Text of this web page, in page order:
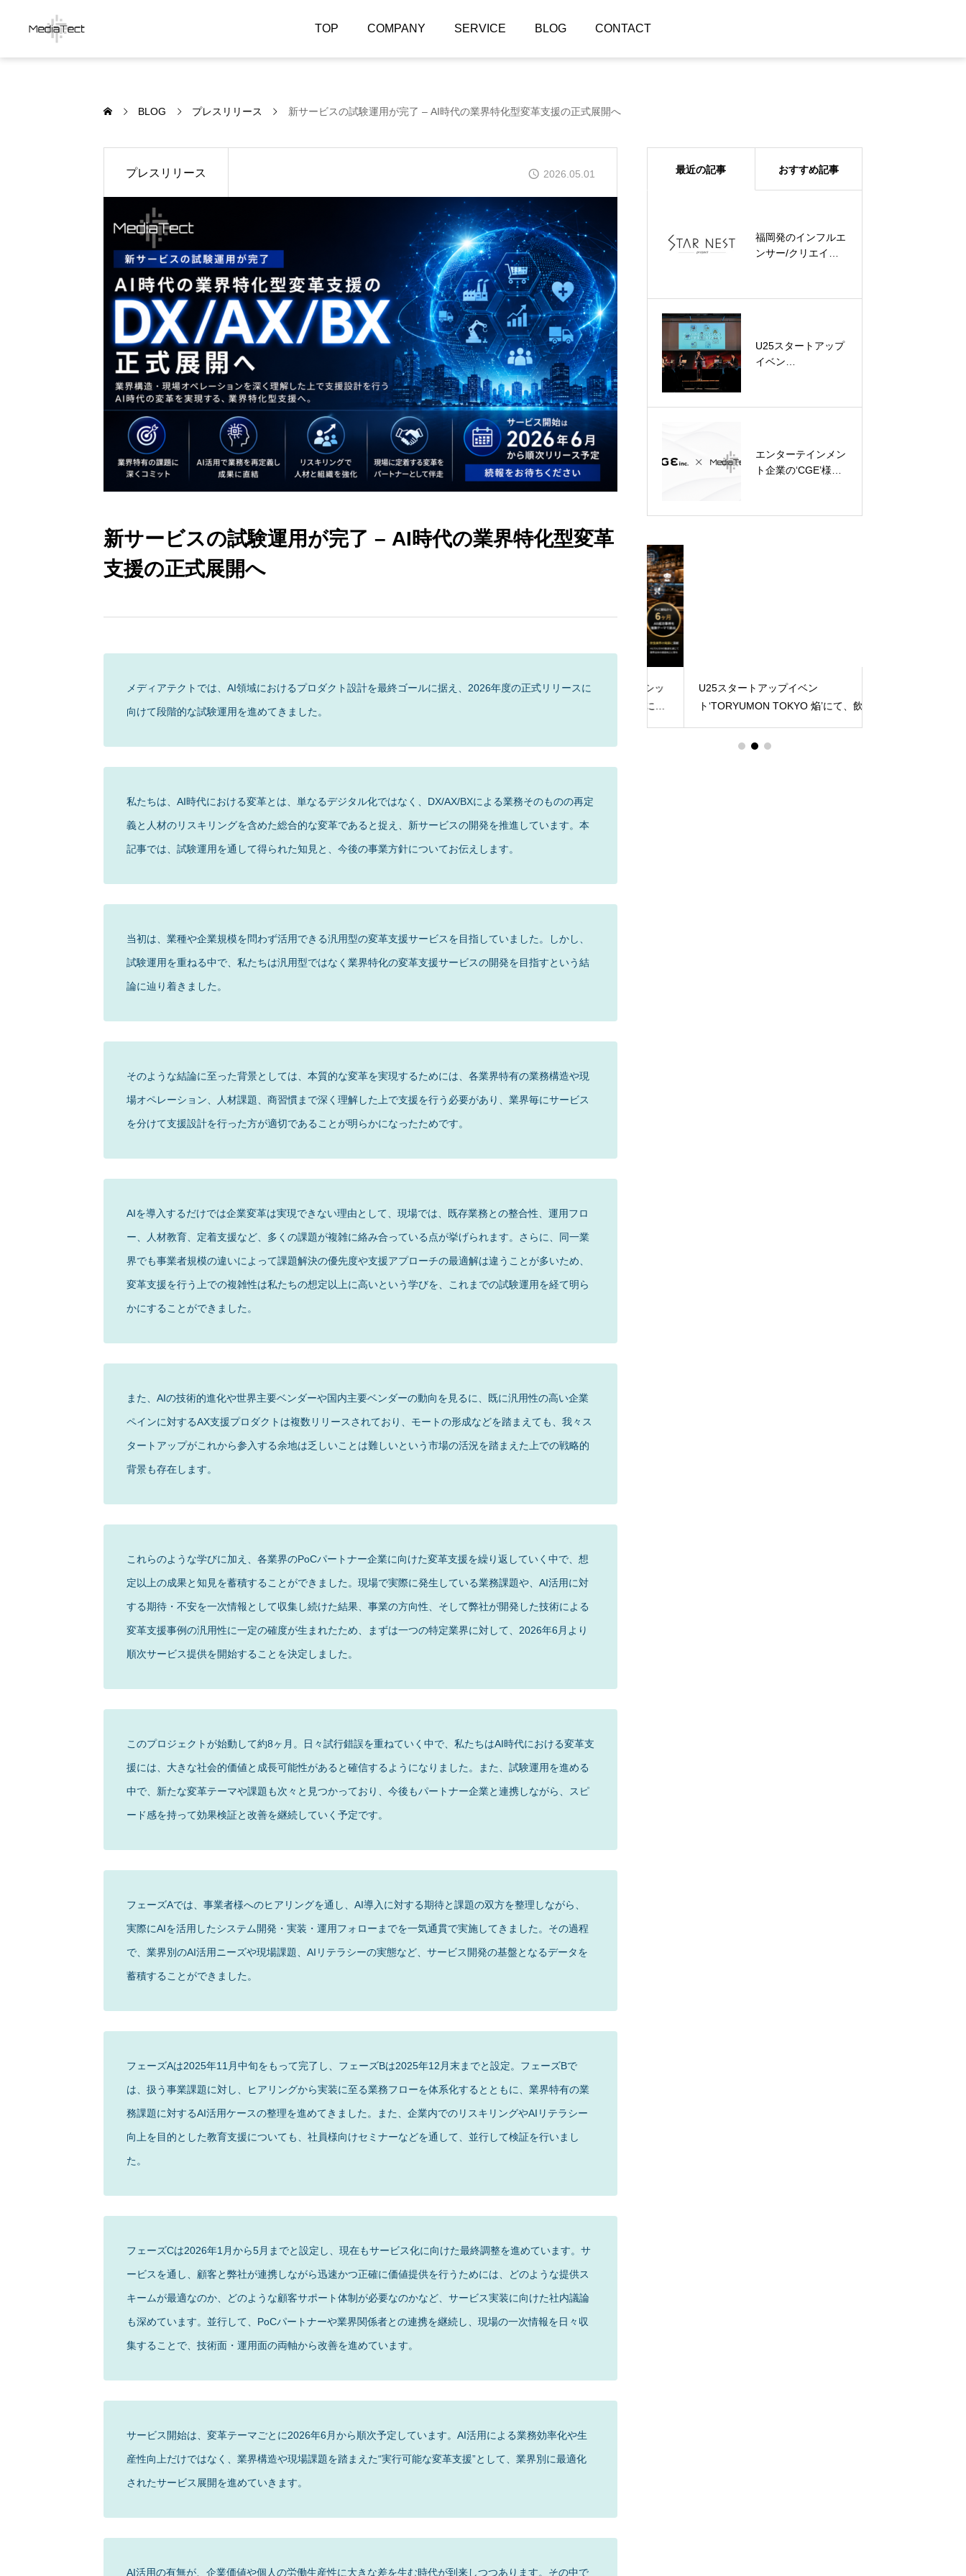
TOP COMPANY SERVICE BLOG CONTACT
BLOG プレスリリース 新サービスの試験運用が完了 – AI時代の業界特化型変革支援の正式展開へ
プレスリリース 2026.05.01
新サービスの試験運用が完了 – AI時代の業界特化型変革
支援の正式展開へ
メディアテクトでは、AI領域におけるプロダクト設計を最終ゴールに据え、2026年度の正式リリースに
向けて段階的な試験運用を進めてきました。
私たちは、AI時代における変革とは、単なるデジタル化ではなく、DX/AX/BXによる業務そのものの再定
義と人材のリスキリングを含めた総合的な変革であると捉え、新サービスの開発を推進しています。本
記事では、試験運用を通して得られた知見と、今後の事業方針についてお伝えします。
当初は、業種や企業規模を問わず活用できる汎用型の変革支援サービスを目指していました。しかし、
試験運用を重ねる中で、私たちは汎用型ではなく業界特化の変革支援サービスの開発を目指すという結
論に辿り着きました。
そのような結論に至った背景としては、本質的な変革を実現するためには、各業界特有の業務構造や現
場オペレーション、人材課題、商習慣まで深く理解した上で支援を行う必要があり、業界毎にサービス
を分けて支援設計を行った方が適切であることが明らかになったためです。
AIを導入するだけでは企業変革は実現できない理由として、現場では、既存業務との整合性、運用フロ
ー、人材教育、定着支援など、多くの課題が複雑に絡み合っている点が挙げられます。さらに、同一業
界でも事業者規模の違いによって課題解決の優先度や支援アプローチの最適解は違うことが多いため、
変革支援を行う上での複雑性は私たちの想定以上に高いという学びを、これまでの試験運用を経て明ら
かにすることができました。
また、AIの技術的進化や世界主要ベンダーや国内主要ベンダーの動向を見るに、既に汎用性の高い企業
ペインに対するAX支援プロダクトは複数リリースされており、モートの形成などを踏まえても、我々ス
タートアップがこれから参入する余地は乏しいことは難しいという市場の活況を踏まえた上での戦略的
背景も存在します。
これらのような学びに加え、各業界のPoCパートナー企業に向けた変革支援を繰り返していく中で、想
定以上の成果と知見を蓄積することができました。現場で実際に発生している業務課題や、AI活用に対
する期待・不安を一次情報として収集し続けた結果、事業の方向性、そして弊社が開発した技術による
変革支援事例の汎用性に一定の確度が生まれたため、まずは一つの特定業界に対して、2026年6月より
順次サービス提供を開始することを決定しました。
このプロジェクトが始動して約8ヶ月。日々試行錯誤を重ねていく中で、私たちはAI時代における変革支
援には、大きな社会的価値と成長可能性があると確信するようになりました。また、試験運用を進める
中で、新たな変革テーマや課題も次々と見つかっており、今後もパートナー企業と連携しながら、スピ
ード感を持って効果検証と改善を継続していく予定です。
フェーズAでは、事業者様へのヒアリングを通し、AI導入に対する期待と課題の双方を整理しながら、
実際にAIを活用したシステム開発・実装・運用フォローまでを一気通貫で実施してきました。その過程
で、業界別のAI活用ニーズや現場課題、AIリテラシーの実態など、サービス開発の基盤となるデータを
蓄積することができました。
フェーズAは2025年11月中旬をもって完了し、フェーズBは2025年12月末までと設定。フェーズBで
は、扱う事業課題に対し、ヒアリングから実装に至る業務フローを体系化するとともに、業界特有の業
務課題に対するAI活用ケースの整理を進めてきました。また、企業内でのリスキリングやAIリテラシー
向上を目的とした教育支援についても、社員様向けセミナーなどを通して、並行して検証を行いまし
た。
フェーズCは2026年1月から5月までと設定し、現在もサービス化に向けた最終調整を進めています。サ
ービスを通し、顧客と弊社が連携しながら迅速かつ正確に価値提供を行うためには、どのような提供ス
キームが最適なのか、どのような顧客サポート体制が必要なのかなど、サービス実装に向けた社内議論
も深めています。並行して、PoCパートナーや業界関係者との連携を継続し、現場の一次情報を日々収
集することで、技術面・運用面の両軸から改善を進めています。
サービス開始は、変革テーマごとに2026年6月から順次予定しています。AI活用による業務効率化や生
産性向上だけではなく、業界構造や現場課題を踏まえた“実行可能な変革支援”として、業界別に最適化
されたサービス展開を進めていきます。
AI活用の有無が、企業価値や個人の労働生産性に大きな差を生む時代が到来しつつあります。その中で
最近の記事 おすすめ記事
福岡発のインフルエ
ンサー/クリエイタ
サイトを公開いたし
U25スタートアップ
イベン
食業界インフラ事
エンターテインメン
ト企業の‘CGE’様と
ました
スターネストプロジ
ェクト正式始動 – 次
システムを構築へ
某イタリアンチェー
ンとパートナーシッ
けた効果検証が進展
福岡発のインフルエ
ンサー/クリエイタ
サイトを公開いたし
某イタリアンチェーンとパートナーシッ
U25スタートアップイベン
ト‘TORYUMON TOKYO 焔’にて、飲食業